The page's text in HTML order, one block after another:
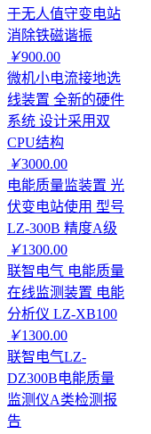
于无人值守变电站
消除铁磁谐振
￥900.00
微机小电流接地选
线装置 全新的硬件
系统 设计采用双
CPU结构
￥3000.00
电能质量监装置 光
伏变电站使用 型号
LZ-300B 精度A级
￥1300.00
联智电气 电能质量
在线监测装置 电能
分析仪 LZ-XB100
￥1300.00
联智电气LZ-
DZ300B电能质量
监测仪A类检测报
告